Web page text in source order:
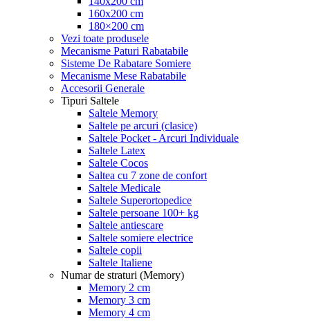
160x200 cm
180×200 cm
Vezi toate produsele
Mecanisme Paturi Rabatabile
Sisteme De Rabatare Somiere
Mecanisme Mese Rabatabile
Accesorii Generale
Tipuri Saltele
Saltele Memory
Saltele pe arcuri (clasice)
Saltele Pocket - Arcuri Individuale
Saltele Latex
Saltele Cocos
Saltea cu 7 zone de confort
Saltele Medicale
Saltele Superortopedice
Saltele persoane 100+ kg
Saltele antiescare
Saltele somiere electrice
Saltele copii
Saltele Italiene
Numar de straturi (Memory)
Memory 2 cm
Memory 3 cm
Memory 4 cm